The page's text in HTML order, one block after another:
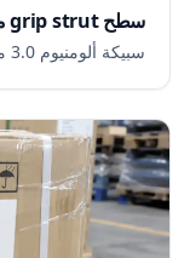
سطح grip strut من الألومنيوم
سبيكة ألومنيوم 3.0 مم، بنمط مسنن بارز مانع للانزلاق